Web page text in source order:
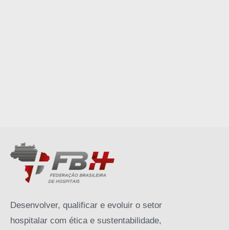
Desenvolver, qualificar e evoluir o setor
hospitalar com ética e sustentabilidade,